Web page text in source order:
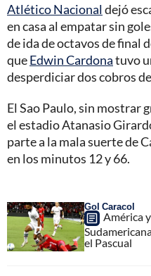
Atlético Nacionaldejó
en casa al empatar sin
de ida de octavos de final
queEdwin Cardonatuvo
desperdiciar dos cobros
El Sao Paulo, sin mostrar
el estadio Atanasio
parte a la mala suerte de
en los minutos 12 y 66.
Gol Caracol
América
el Pascual